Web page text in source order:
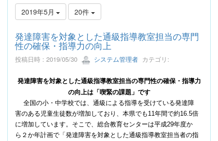
2019年5月 20件
発達障害を対象とした通級指導教室担当の専門
性の確保・指導力の向上
投稿日時 : 2019/05/30 システム管理者 カテゴリ:
発達障害を対象とした通級指導教室担当の専門性の確保・指導力
の向上は「喫緊の課題」です
全国の小・中学校では、通級による指導を受けている発達障
害のある児童生徒数が増加しており、本県でも 11 年間で約16.5倍
に増加しています。そこで、総合教育センターは平成29年度か
ら２か年計画で「発達障害を対象とした通級指導教室担当者の指